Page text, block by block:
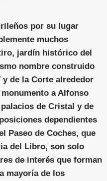
por su lugar
muchos
jardín histórico del
nombre construido
de la Corte alrededor
a Alfonso
de Cristal y de
dependientes
Paseo de Coches, que
del Libro, son solo
de interés que forman
mayoría de los